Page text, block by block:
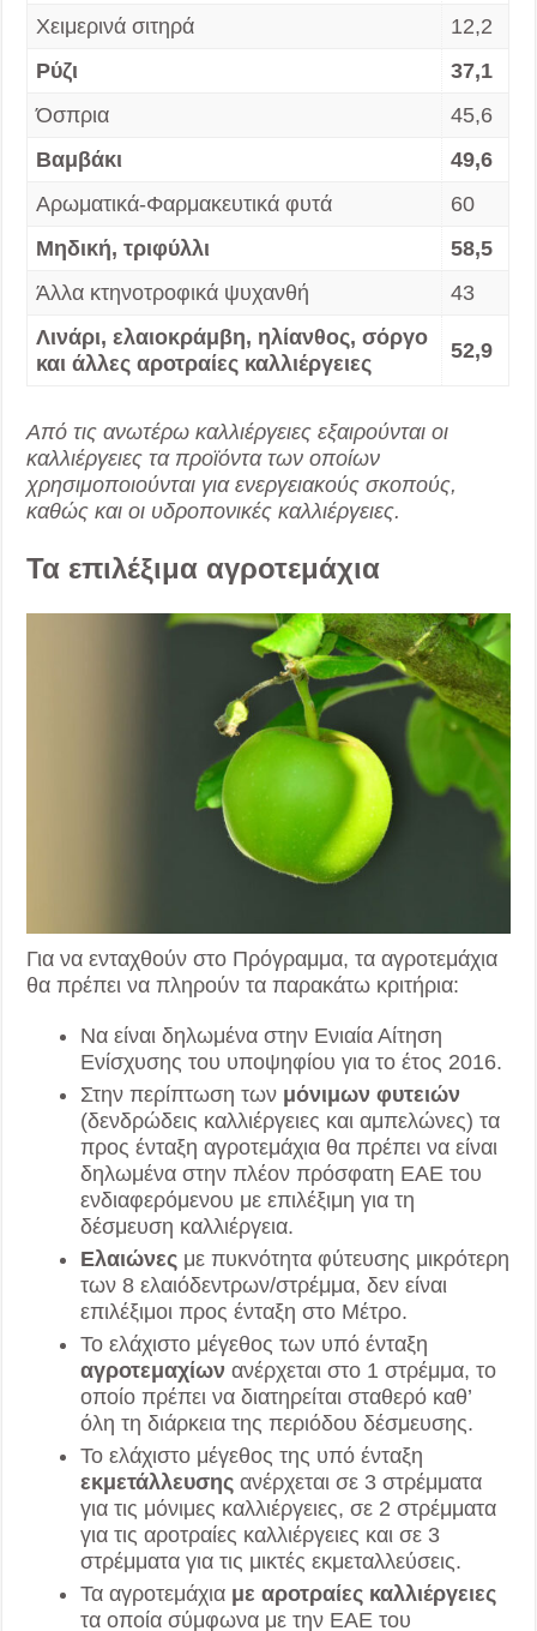
Χειμερινά σιτηρά
12,2
Ρύζι
37,1
Όσπρια
45,6
Βαμβάκι
49,6
Αρωματικά-Φαρμακευτικά φυτά
60
Μηδική, τριφύλλι
58,5
Άλλα κτηνοτροφικά ψυχανθή
43
Λινάρι, ελαιοκράμβη, ηλίανθος, σόργο
και άλλες αροτραίες καλλιέργειες
52,9
Από τις ανωτέρω καλλιέργειες εξαιρούνται οι
καλλιέργειες τα προϊόντα των οποίων
χρησιμοποιούνται για ενεργειακούς σκοπούς,
καθώς και οι υδροπονικές καλλιέργειες.
Τα επιλέξιμα αγροτεμάχια
Για να ενταχθούν στο Πρόγραμμα, τα αγροτεμάχια
θα πρέπει να πληρούν τα παρακάτω κριτήρια:
Να είναι δηλωμένα στην Ενιαία Αίτηση
Ενίσχυσης του υποψηφίου για το έτος 2016.
Στην περίπτωση των μόνιμων φυτειών
(δενδρώδεις καλλιέργειες και αμπελώνες) τα
προς ένταξη αγροτεμάχια θα πρέπει να είναι
δηλωμένα στην πλέον πρόσφατη ΕΑΕ του
ενδιαφερόμενου με επιλέξιμη για τη
δέσμευση καλλιέργεια.
Ελαιώνες με πυκνότητα φύτευσης μικρότερη
των 8 ελαιόδεντρων/στρέμμα, δεν είναι
επιλέξιμοι προς ένταξη στο Μέτρο.
Το ελάχιστο μέγεθος των υπό ένταξη
αγροτεμαχίων ανέρχεται στο 1 στρέμμα, το
οποίο πρέπει να διατηρείται σταθερό καθ’
όλη τη διάρκεια της περιόδου δέσμευσης.
Το ελάχιστο μέγεθος της υπό ένταξη
εκμετάλλευσης ανέρχεται σε 3 στρέμματα
για τις μόνιμες καλλιέργειες, σε 2 στρέμματα
για τις αροτραίες καλλιέργειες και σε 3
στρέμματα για τις μικτές εκμεταλλεύσεις.
Τα αγροτεμάχια με αροτραίες καλλιέργειες
τα οποία σύμφωνα με την ΕΑΕ του